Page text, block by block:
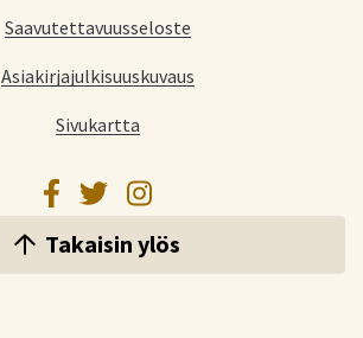
Saavutettavuusseloste
Asiakirjajulkisuuskuvaus
Sivukartta
Facebook
TwitterInstagram
Takaisin ylös